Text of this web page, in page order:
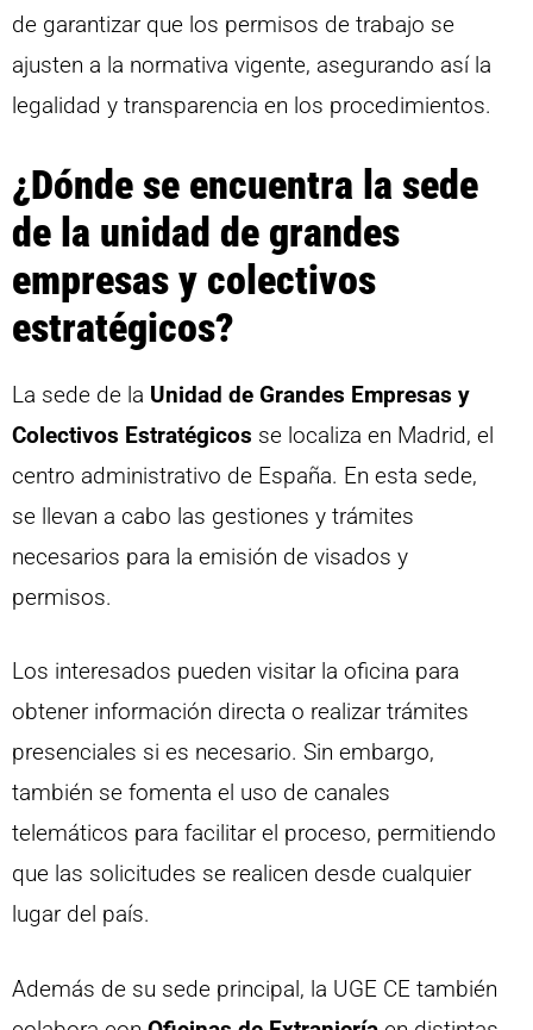
de garantizar que los permisos de trabajo se
ajusten a la normativa vigente, asegurando así la
legalidad y transparencia en los procedimientos.
¿Dónde se encuentra la sede
de la unidad de grandes
empresas y colectivos
estratégicos?
La sede de la Unidad de Grandes Empresas y
Colectivos Estratégicos se localiza en Madrid, el
centro administrativo de España. En esta sede,
se llevan a cabo las gestiones y trámites
necesarios para la emisión de visados y
permisos.
Los interesados pueden visitar la oficina para
obtener información directa o realizar trámites
presenciales si es necesario. Sin embargo,
también se fomenta el uso de canales
telemáticos para facilitar el proceso, permitiendo
que las solicitudes se realicen desde cualquier
lugar del país.
Además de su sede principal, la UGE CE también